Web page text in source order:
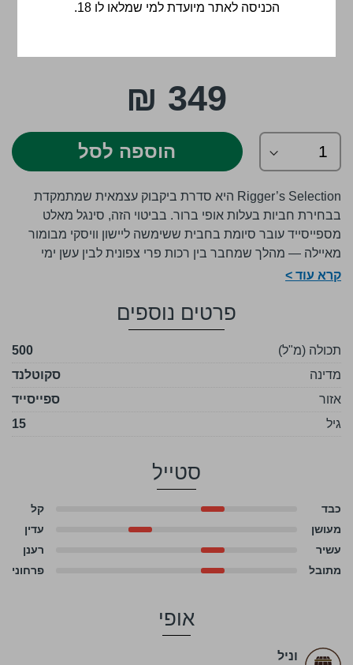
הכניסה לאתר מיועדת למי שמלאו לו 18.
תמונות
349 ₪
הוספה לסל
Rigger’s Selection היא סדרת ביקבוק עצמאית שמתמקדת
בבחירת חביות בעלות אופי ברור. בביטוי הזה, סינגל מאלט
מספייסייד עובר סיומת בחבית ששימשה ליישון וויסקי מבומור
מאיילה — מהלך שמחבר בין רכות פרי צפונית לבין עשן ימי
מעודן.
ארומטי, בעוד שהסיומת מוסיפה עומק, נגיעה מינרלית ורמז לעשן
באף עולים תפוח ירוק, וניל ודבש, לצד נימה ימית קלה ועשן
מרוחק. בפה הוא מאוזן — מתיקות מאלטית ופירותית בתחילה,
הסיומת בינונית־ארוכה, מעט יבשה, עם הד קל של אלון ועשן עדין.
זהו וויסקי מסקרן למי שמחפש חיבור בין ספייסייד לאיילה — לא
קרא עוד >
פרטים נוספים
תכולה (מ"ל)
500
מדינה
סקוטלנד
אזור
ספייסייד
גיל
15
סטייל
כבד
קל
מעושן
עדין
עשיר
רענן
מתובל
פרחוני
אופי
וניל